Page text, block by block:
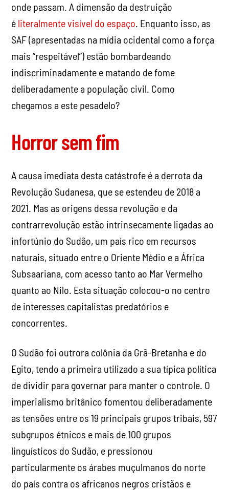
onde passam. A dimensão da destruição
é literalmente visível do espaço. Enquanto isso, as
SAF (apresentadas na mídia ocidental como a força
mais “respeitável”) estão bombardeando
indiscriminadamente e matando de fome
deliberadamente a população civil. Como
chegamos a este pesadelo?
Horror sem fim
A causa imediata desta catástrofe é a derrota da
Revolução Sudanesa, que se estendeu de 2018 a
2021. Mas as origens dessa revolução e da
contrarrevolução estão intrinsecamente ligadas ao
infortúnio do Sudão, um país rico em recursos
naturais, situado entre o Oriente Médio e a África
Subsaariana, com acesso tanto ao Mar Vermelho
quanto ao Nilo. Esta situação colocou-o no centro
de interesses capitalistas predatórios e
concorrentes.
O Sudão foi outrora colônia da Grã-Bretanha e do
Egito, tendo a primeira utilizado a sua típica política
de dividir para governar para manter o controle. O
imperialismo britânico fomentou deliberadamente
as tensões entre os 19 principais grupos tribais, 597
subgrupos étnicos e mais de 100 grupos
linguísticos do Sudão, e pressionou
particularmente os árabes muçulmanos do norte
do país contra os africanos negros cristãos e